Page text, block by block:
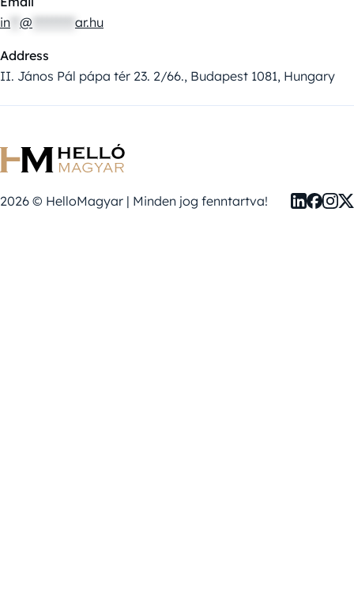
in @ ar.hu
Address
II. János Pál pápa tér 23. 2/66., Budapest 1081, Hungary
2026 © HelloMagyar | Minden jog fenntartva!